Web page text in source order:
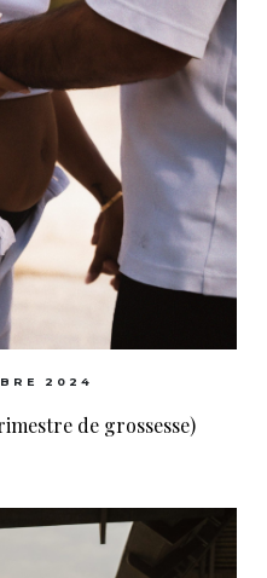
2024
de grossesse)